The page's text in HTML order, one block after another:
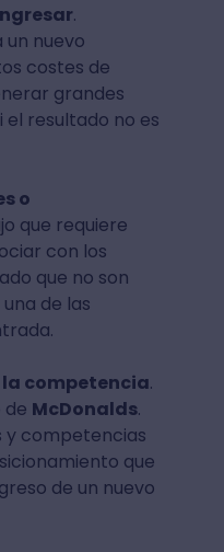
.
nuevo
costes de
grandes
resultado no es
o
que requiere
con los
que no son
de las
competencia.
de McDonalds.
y competencias
que
de un nuevo